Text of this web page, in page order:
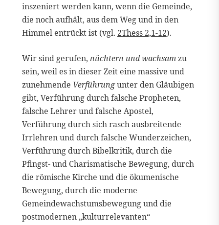
inszeniert werden kann, wenn die Gemeinde,
die noch aufhält, aus dem Weg und in den
Himmel entrückt ist (vgl. 2Thess 2,1-12).
Wir sind gerufen, nüchtern und wachsamzu
sein, weil es in dieser Zeit eine massive und
zunehmende Verführungunter den Gläubigen
gibt, Verführung durch falsche Propheten,
falsche Lehrer und falsche Apostel,
Verführung durch sich rasch ausbreitende
Irrlehren und durch falsche Wunderzeichen,
Verführung durch Bibelkritik, durch die
Pfingst- und Charismatische Bewegung, durch
die römische Kirche und die ökumenische
Bewegung, durch die moderne
Gemeindewachstumsbewegung und die
postmodernen „kulturrelevanten“